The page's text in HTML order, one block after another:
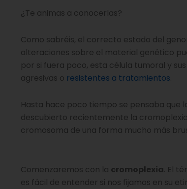
¿Te animas a conocerlas?
Como sabréis, el correcto estado del
alteraciones sobre el material genético
por si fuera poco, esta célula tumoral y
agresivas o resistentes a tratamientos.
Hasta hace poco tiempo se pensaba que
descubierto recientemente la
cromosoma de una forma mucho más
Comenzaremos con la cromoplexia. El
es fácil de entender si nos fijamos en su